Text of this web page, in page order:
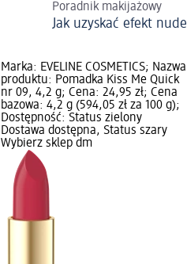
Poradnik makijażowy
Jak uzyskać efekt nude
Marka: EVELINE COSMETICS; Nazwa
produktu: Pomadka Kiss Me Quick
nr 09, 4,2 g; Cena: 24,95 zł; Cena
bazowa: 4,2 g (594,05 zł za 100 g);
Dostępność: Status zielony
Dostawa dostępna, Status szary
Wybierz sklep dm